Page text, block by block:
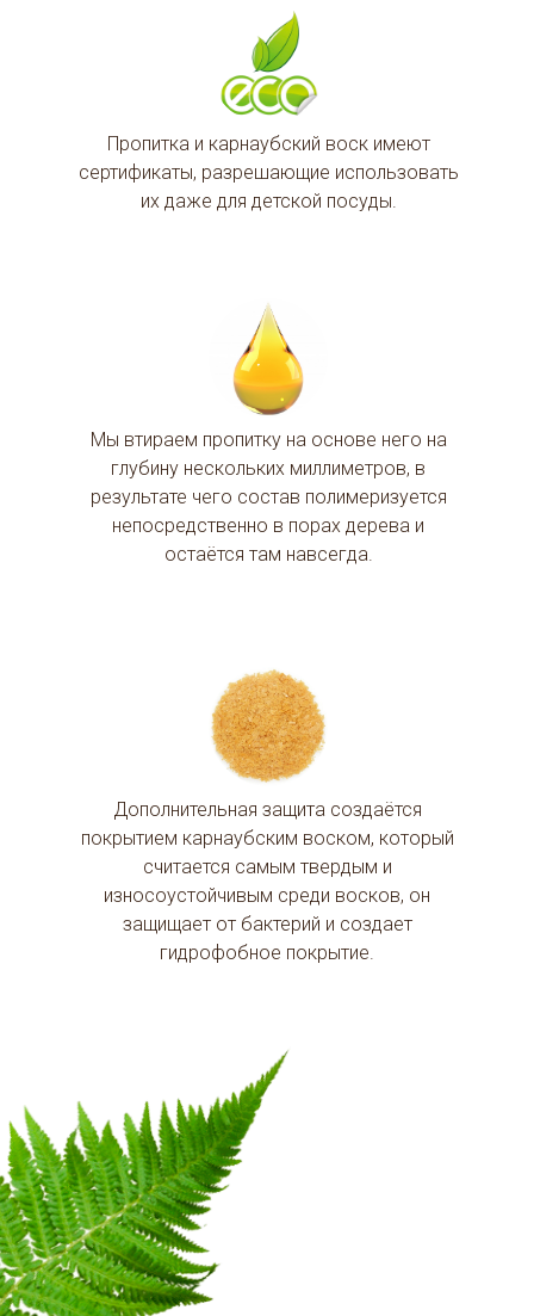
Пропитка и карнаубский воск имеют
сертификаты, разрешающие использовать
их даже для детской посуды.
Мы втираем пропитку на основе него на
глубину нескольких миллиметров, в
результате чего состав полимеризуется
непосредственно в порах дерева и
остаётся там навсегда.
Дополнительная защита создаётся
покрытием карнаубским воском, который
считается самым твердым и
износоустойчивым среди восков, он
защищает от бактерий и создает
гидрофобное покрытие.